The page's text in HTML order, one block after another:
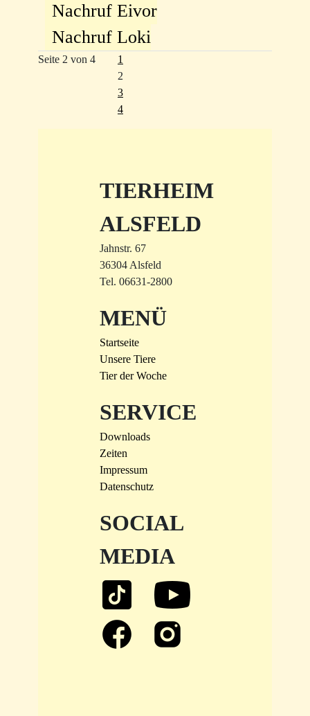
Nachruf Eivor
Nachruf Loki
Seite 2 von 4
1
2
3
4
TIERHEIM
ALSFELD
Jahnstr. 67
36304 Alsfeld
Tel. 06631-2800
MENÜ
Startseite
Unsere Tiere
Tier der Woche
SERVICE
Downloads
Zeiten
Impressum
Datenschutz
SOCIAL
MEDIA